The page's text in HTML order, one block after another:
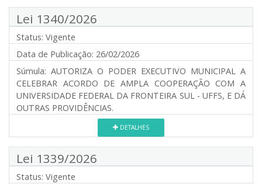
Lei 1340/2026
Status: Vigente
Data de Publicação: 26/02/2026
Súmula: AUTORIZA O PODER EXECUTIVO MUNICIPAL A
CELEBRAR ACORDO DE AMPLA COOPERAÇÃO COM A
UNIVERSIDADE FEDERAL DA FRONTEIRA SUL - UFFS, E DÁ
OUTRAS PROVIDÊNCIAS.
DETALHES
Lei 1339/2026
Status: Vigente